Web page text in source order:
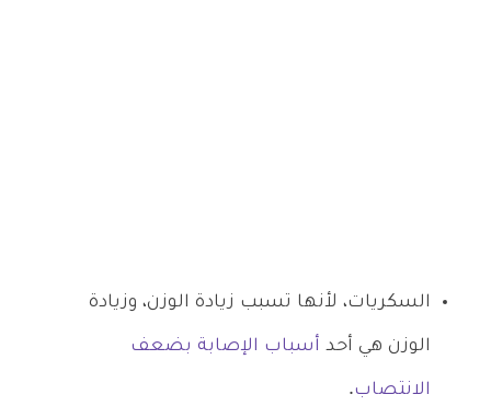
السكريات، لأنها تسبب زيادة الوزن، وزيادة
الوزن هي أحد أسباب الإصابة بضعف
الانتصاب.